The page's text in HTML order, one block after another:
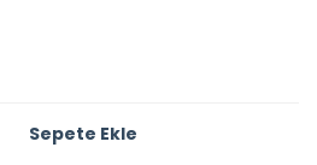
Sepete Ekle